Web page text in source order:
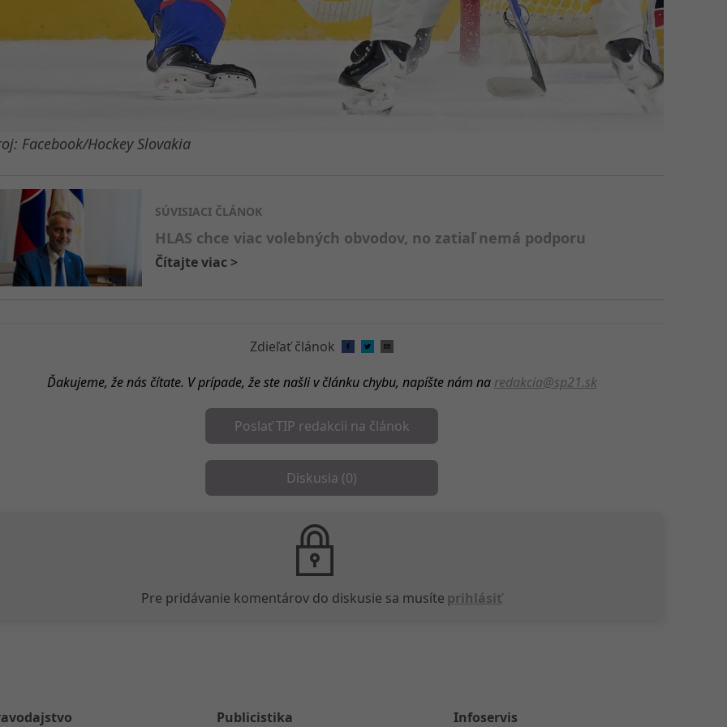
Facebook/Hockey Slovakia
SÚVISIACI ČLÁNOK
HLAS chce viac volebných obvodov, no zatiaľ nemá podporu
Čítajte viac >
Zdieľať článok
Ďakujeme, že nás čítate. V prípade, že ste našli v článku chybu, napíšte nám na redakcia@sp21.sk
Poslať TIP redakcii na článok
Diskusia (0)
Pre pridávanie komentárov do diskusie sa musíte prihlásiť
Publicistika Infoservis